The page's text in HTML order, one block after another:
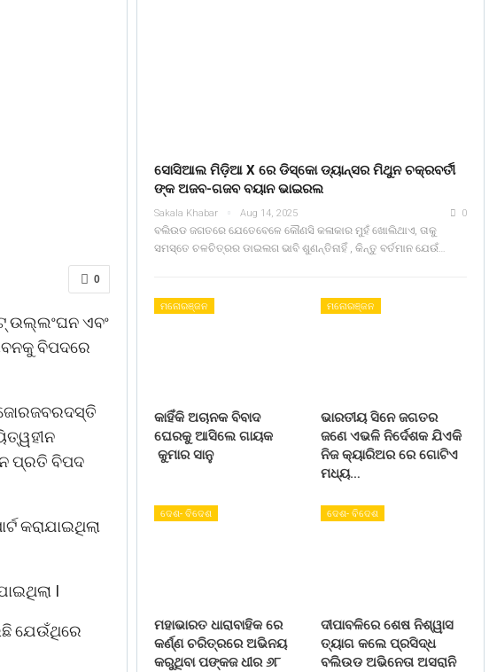
0
ଉଲ୍ଲଂଘନ ଏବଂ
ବିପଦରେ
ଜୋରଜବରଦସ୍ତି
ପ୍ରତି ବିପଦ
କରାଯାଇଥିଲା
I
ଯେଉଁଥିରେ
ସୋସିଆଲ ମିଡ଼ିଆ X ରେ ଡିସ୍କୋ ଡ୍ୟାନ୍ସର ମିଥୁନ ଚକ୍ରବର୍ତୀ
ଙ୍କ ଅଜବ-ଗଜବ ବୟାନ ଭାଇରଲ
Sakala Khabar Aug 14, 2025 0
ବଲିଉଡ ଜଗତରେ ଯେତେବେଳେ କୌଣସି କଳାକାର ମୁହଁ ଖୋଲିଥାଏ, ତାକୁ
ସମସ୍ତେ ଚଳଚିତ୍ରର ଡାଇଲଗ ଭାବି ଶୁଣନ୍ତିନାହିଁ , କିନ୍ତୁ ବର୍ତମାନ ଯେଉଁ…
ମନୋରଞ୍ଜନ
କାହିଁକି ଅଚାନକ ବିବାଦ
ଘେରକୁ ଆସିଲେ ଗାୟକ
କୁମାର ସାନୁ
ମନୋରଞ୍ଜନ
ଭାରତୀୟ ସିନେ ଜଗତର
ଜଣେ ଏଭଳି ନିର୍ଦେଶକ ଯିଏକି
ନିଜ କ୍ୟାରିଅର ରେ ଗୋଟିଏ
ମଧ୍ୟ…
ଦେଶ- ବିଦେଶ
ମହାଭାରତ ଧାରାବାହିକ ରେ
କର୍ଣ୍ଣ ଚରିତ୍ରରେ ଅଭିନୟ
କରୁଥିବା ପଙ୍କଜ ଧୀର ୬୮
ଦେଶ- ବିଦେଶ
ଦୀପାବଳିରେ ଶେଷ ନିଶ୍ୱାସ
ତ୍ୟାଗ କଲେ ପ୍ରସିଦ୍ଧ
ବଲିଉଡ ଅଭିନେତା ଅସରାନି